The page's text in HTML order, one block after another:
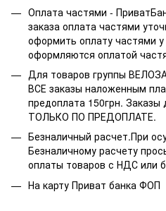
Оплата частями -
заказа оплата частями
оформить оплату частями
оформляются оплатой
Для товаров группы
ВСЕ заказы наложенным
предоплата 150грн. Заказы
ТОЛЬКО ПО ПРЕДОПЛАТЕ.
Безналичный расчет.При
Безналичному расчету
оплаты товаров с НДС или
На карту Приват банка ФОП